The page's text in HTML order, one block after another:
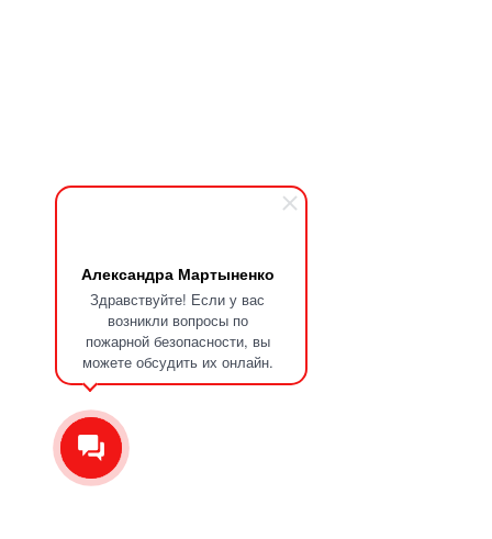
Александра Мартыненко
Здравствуйте! Если у вас
возникли вопросы по
пожарной безопасности, вы
можете обсудить их онлайн.